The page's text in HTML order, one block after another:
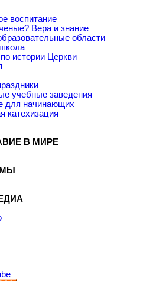
воспитание
Вера и знание
области
истории Церкви
учебные заведения
для начинающих
катехизация
В МИРЕ